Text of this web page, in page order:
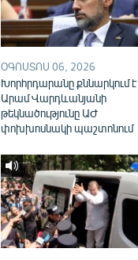
ՕԳՈՍՏՈՍ 06, 2026
Խորհրդարանը քննարկում է
Արամ Վարդևանյանի
թեկնածությունը ԱԺ
փոխխոսնակի պաշտոնում